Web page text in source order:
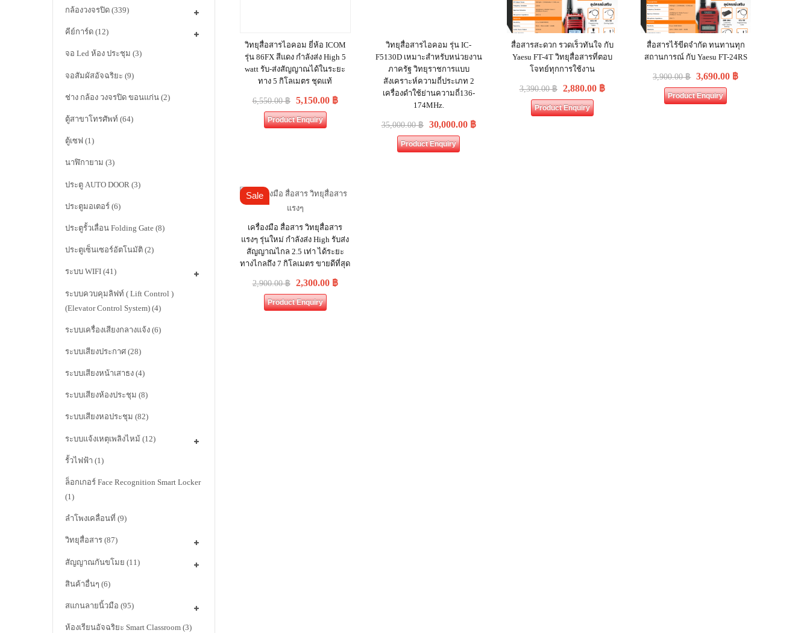
กล้องวงจรปิด (339)
คีย์การ์ด (12)
จอ Led ห้อง ประชุม (3)
จอสัมผัสอัจฉริยะ (9)
ช่าง กล้อง วงจรปิด ขอนแก่น (2)
ตู้สาขาโทรศัพท์ (64)
ตู้เซฟ (1)
นาฬิกายาม (3)
ประตู AUTO DOOR (3)
ประตูมอเตอร์ (6)
ประตูรั้วเลื่อน Folding Gate (8)
ประตูเซ็นเซอร์อัตโนมัติ (2)
ระบบ WIFI (41)
ระบบควบคุมลิฟท์ ( Lift Control )
(Elevator Control System) (4)
ระบบเครื่องเสียงกลางแจ้ง (6)
ระบบเสียงประกาศ (28)
ระบบเสียงหน้าเสาธง (4)
ระบบเสียงห้องประชุม (8)
ระบบเสียงหอประชุม (82)
ระบบแจ้งเหตุเพลิงไหม้ (12)
รั้วไฟฟ้า (1)
ล็อกเกอร์ Face Recognition Smart Locker
(1)
ลำโพงเคลื่อนที่ (9)
วิทยุสื่อสาร (87)
สัญญาณกันขโมย (11)
สินค้าอื่นๆ (6)
สแกนลายนิ้วมือ (95)
ห้องเรียนอัจฉริยะ Smart Classroom (3)
วิทยุสื่อสารไอคอม ยี่ห้อ ICOM
รุ่น 86FX สีแดง กำลังส่ง High 5
watt รับ-ส่งสัญญาณได้ในระยะ
ทาง 5 กิโลเมตร ชุดแท้
6,550.00฿ 5,150.00 ฿
Product Enquiry
วิทยุสื่อสารไอคอม รุ่น IC-
F5130D เหมาะสำหรับหน่วยงาน
ภาครัฐ วิทยุราชการแบบ
สังเคราะห์ความถี่ประเภท 2
เครื่องดำใช้ย่านความถี่136-
174MHz.
35,000.00฿ 30,000.00 ฿
Product Enquiry
สื่อสารสะดวก รวดเร็วทันใจ กับ
Yaesu FT-4T วิทยุสื่อสารที่ตอบ
โจทย์ทุกการใช้งาน
3,390.00฿ 2,880.00 ฿
Product Enquiry
สื่อสารไร้ขีดจำกัด ทนทานทุก
สถานการณ์ กับ Yaesu FT-24RS
3,900.00฿ 3,690.00 ฿
Product Enquiry
Sale
เครื่องมือ สื่อสาร วิทยุสื่อสาร
แรงๆ รุ่นใหม่ กำลังส่ง High รับส่ง
สัญญาณไกล 2.5 เท่า ได้ระยะ
ทางไกลถึง 7 กิโลเมตร ขายดีที่สุด
2,900.00฿ 2,300.00 ฿
Product Enquiry